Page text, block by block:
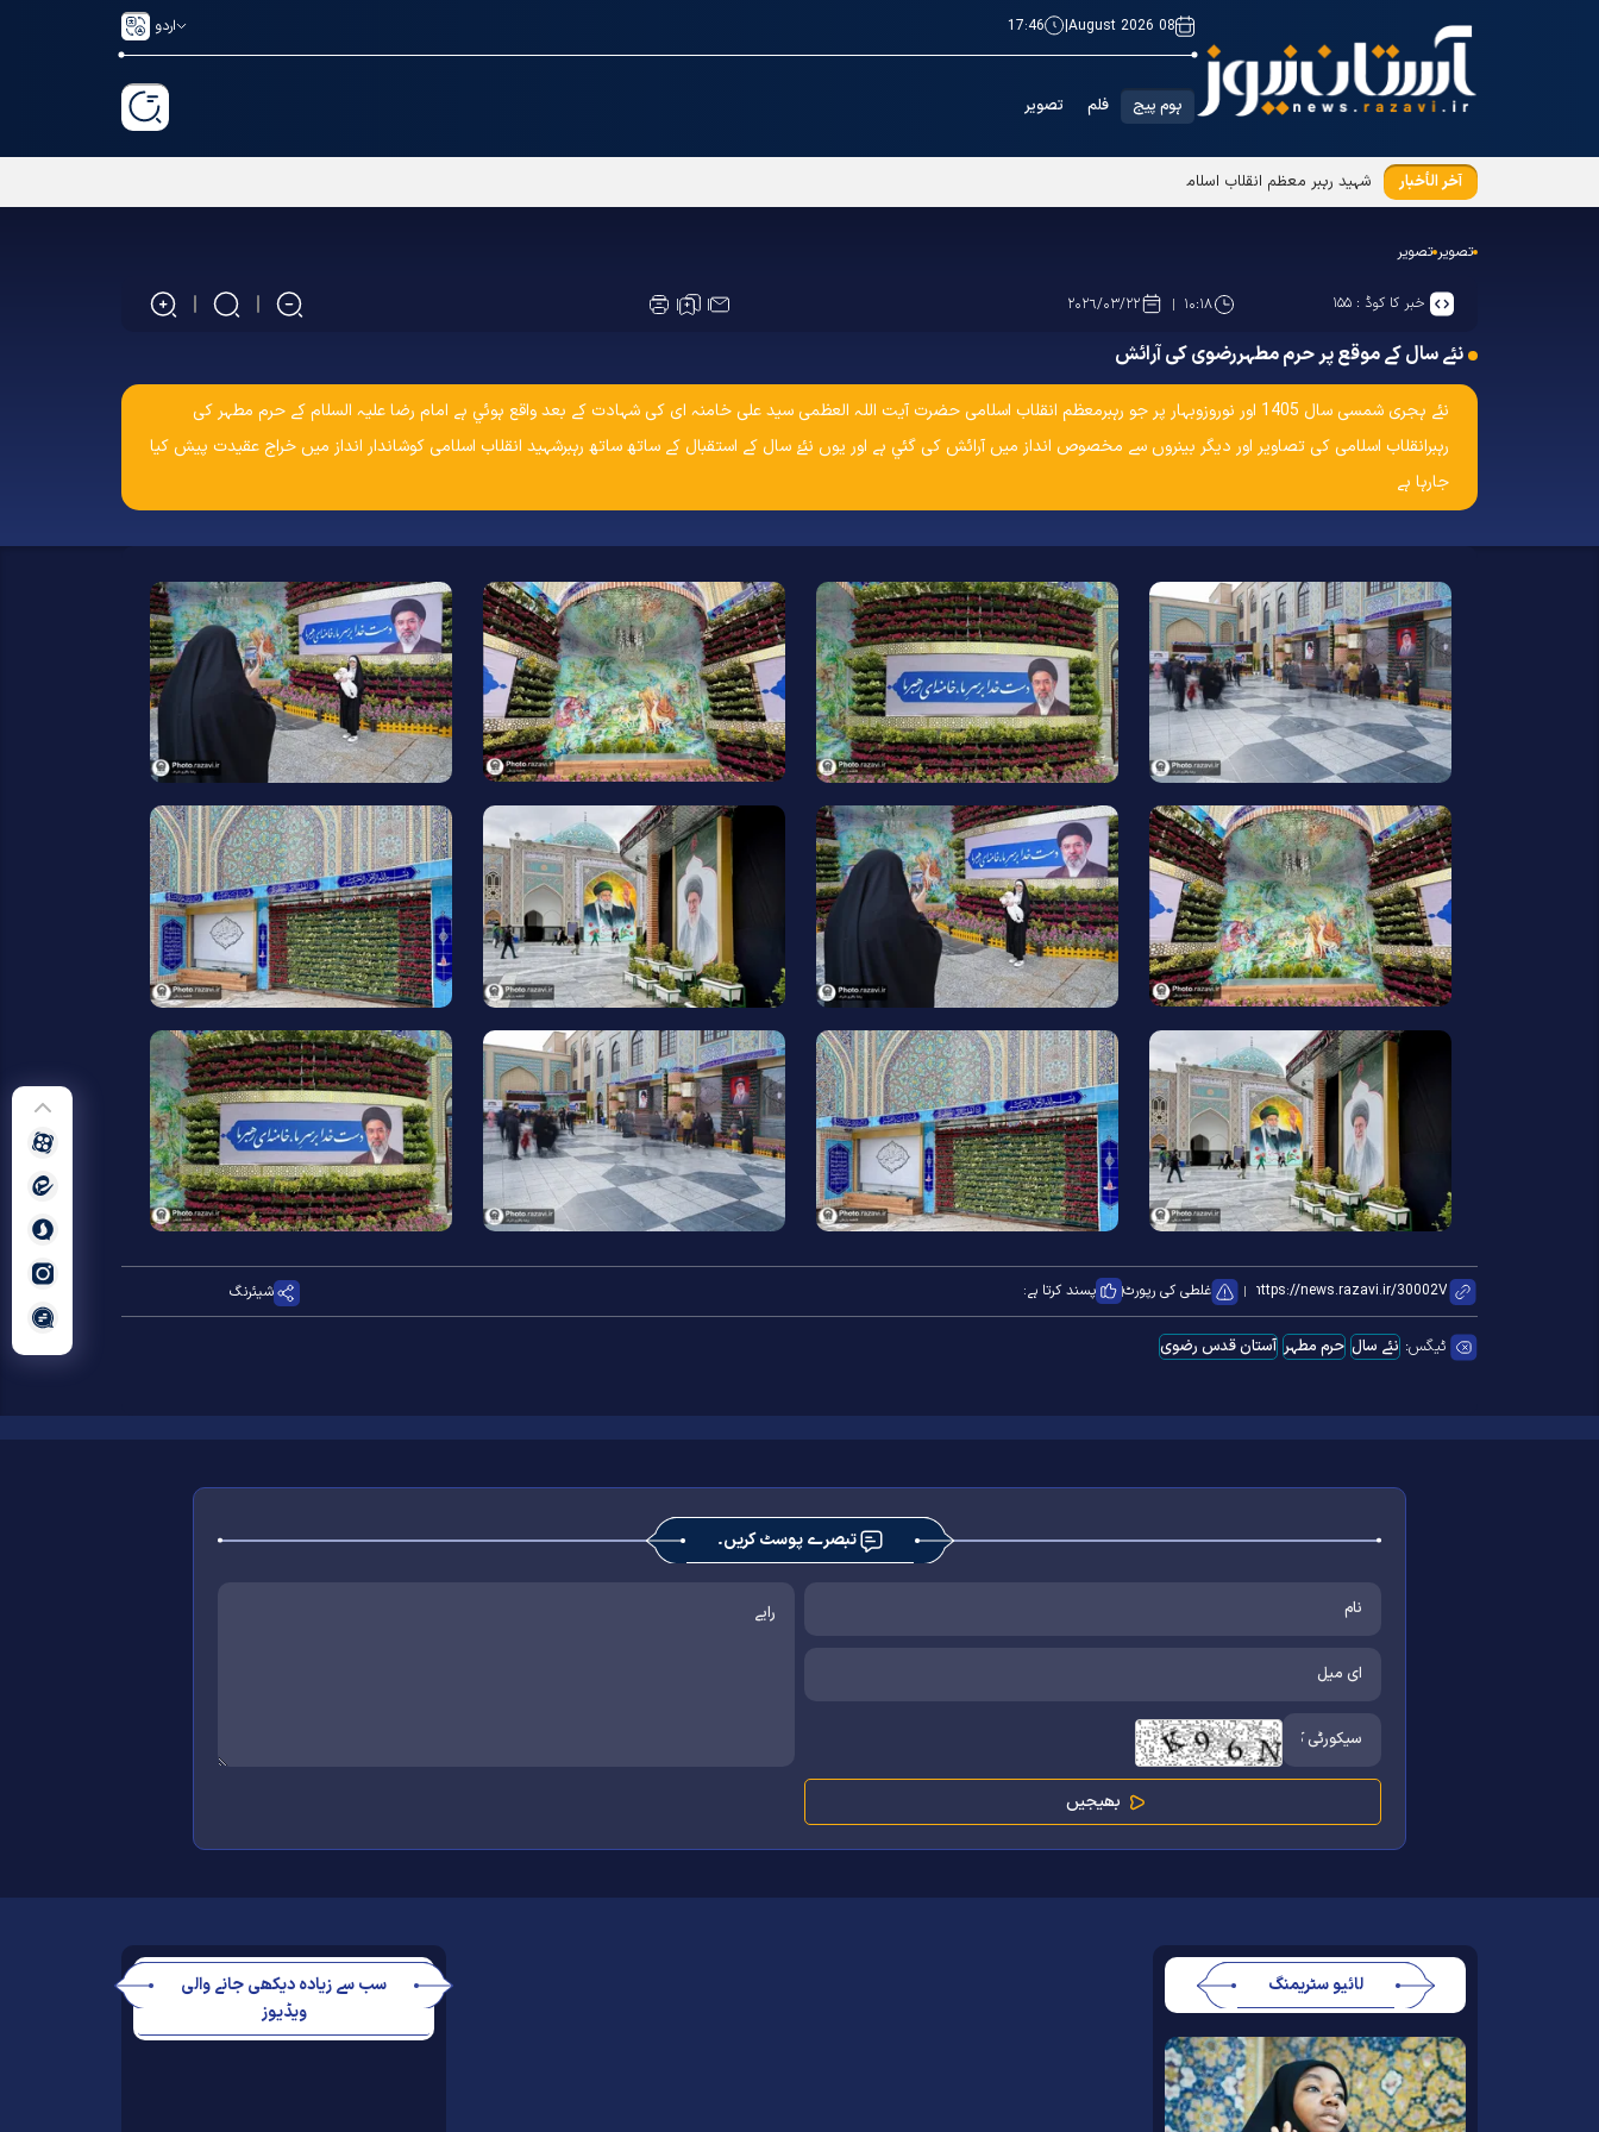
08 August 2026
|
17:46 اردو
ہوم پیج فلم تصویر
آخر الأخبار شہید رہبر معظم انقلاب اسلامی(رح) کی یاد میں حرم امام رضا(ع) میں تقریب کا انعقاد
تصویر تصویر
خبر کا کوڈ : ۱۵۵ ۱۰:۱۸ ۲۰۲۶/۰۳/۲۲
نئے سال کے موقع پر حرم مطہررضوی کی آرائش
نئے ہجری شمسی سال 1405 اور نوروزوبہار پر جو رہبرمعظم انقلاب اسلامی حضرت آيت اللہ العظمی سید علی خامنہ ای کی شہادت کے بعد واقع ہوئي ہے امام رضا علیہ السلام کے حرم مطہر کی
رہبرانقلاب اسلامی کی تصاویر اور دیگر بینروں سے مخصوص انداز میں آرائش کی گئي ہے اور یوں نئۓ سال کے استقبال کے ساتھ ساتھ رہبرشہید انقلاب اسلامی کوشاندار انداز میں خراج عقیدت پیش کیا
جارہا ہے
غلطی کی رپورٹ پسند کرتا ہے: شیئرنگ
ٹیگس: نئے سال حرم مطہر آستان قدس رضوی
تبصرے پوسٹ کریں۔
لائیو سٹریمنگ
سب سے زیادہ دیکھی جانے والی
ویڈیوز